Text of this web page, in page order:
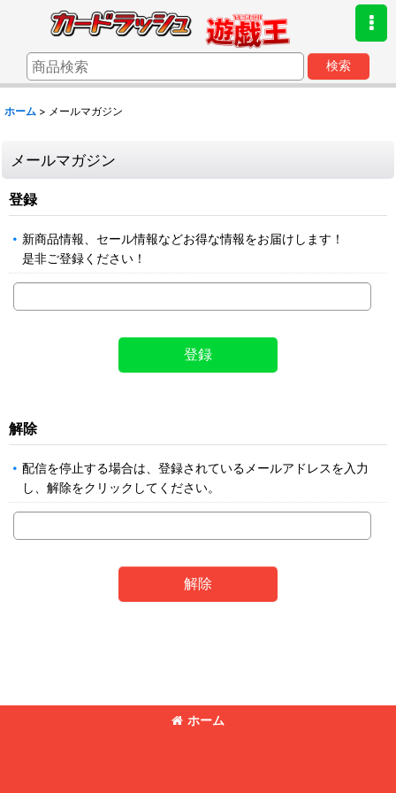
検索
ホーム > メールマガジン
メールマガジン
登録
新商品情報、セール情報などお得な情報をお届けします！
是非ご登録ください！
登録
解除
配信を停止する場合は、登録されているメールアドレスを入力
し、解除をクリックしてください。
解除
ホーム